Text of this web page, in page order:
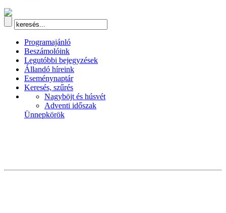
Programajánló
Beszámolóink
Legutóbbi bejegyzések
Állandó híreink
Eseménynaptár
Keresés, szűrés
Nagyböjt és húsvét
Adventi időszak
Ünnepkörök